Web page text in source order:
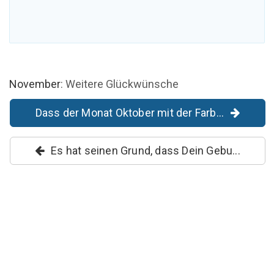
November: Weitere Glückwünsche
Dass der Monat Oktober mit der Farb...
Es hat seinen Grund, dass Dein Gebu...